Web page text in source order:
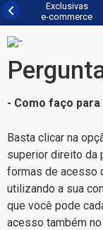
Exclusivas
e-commerce
- Como faço
Basta clicar na
superior direito da
formas de acesso
utilizando a sua
que você pode
acesso também